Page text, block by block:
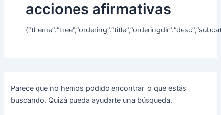
acciones afirmativas
Parece que no hemos podido encontrar lo que estás
buscando. Quizá pueda ayudarte una búsqueda.